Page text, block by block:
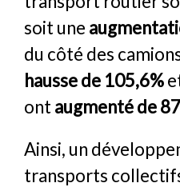
soit une
du côté des
hausse de 105,6%
ontaugmenté de
Ainsi, un
transports